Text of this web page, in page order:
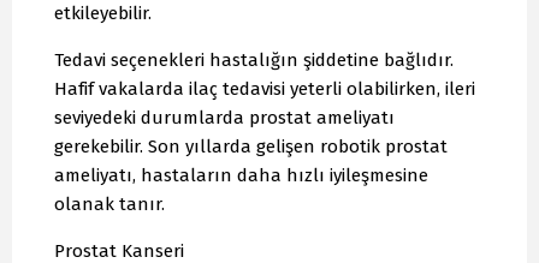
etkileyebilir.
Tedavi seçenekleri hastalığın şiddetine bağlıdır.
Hafif vakalarda ilaç tedavisi yeterli olabilirken, ileri
seviyedeki durumlarda prostat ameliyatı
gerekebilir. Son yıllarda gelişen robotik prostat
ameliyatı, hastaların daha hızlı iyileşmesine
olanak tanır.
Prostat Kanseri